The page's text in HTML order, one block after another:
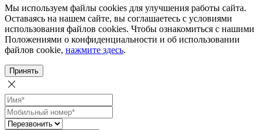
Мы используем файлы cookies для улучшения работы сайта.
Оставаясь на нашем сайте, вы соглашаетесь с условиями
использования файлов cookies. Чтобы ознакомиться с нашими
Положениями о конфиденциальности и об использовании
файлов cookie, нажмите здесь.
Принять